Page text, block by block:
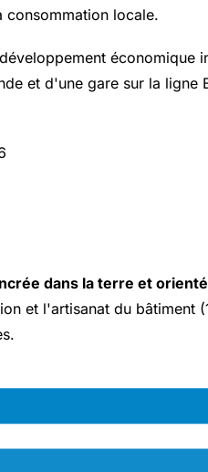
consommation locale.
économique
et d'une gare sur la ligne
dans la terre et
et l'artisanat du bâtiment